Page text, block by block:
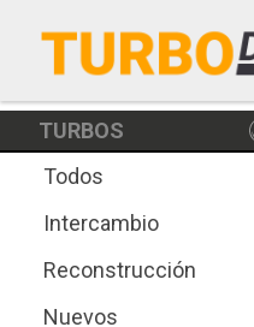
TURBOS
Todos
Intercambio
Reconstrucción
Nuevos